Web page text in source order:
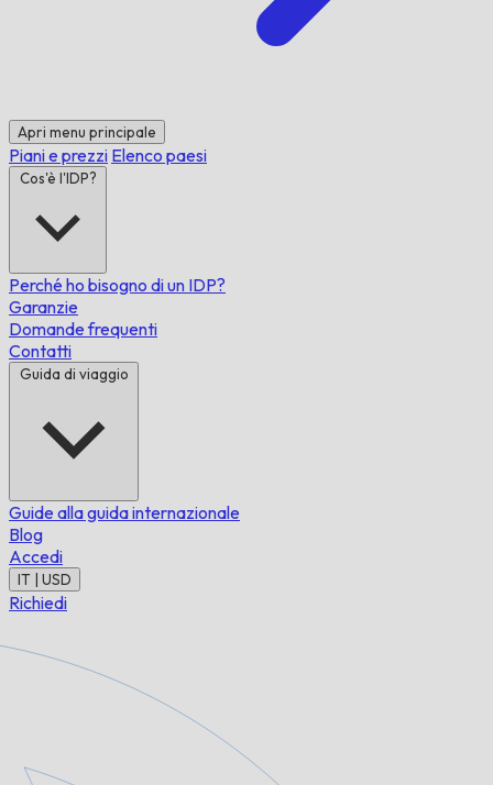
Apri menu principale
Piani e prezzi Elenco paesi
Cos'è l'IDP?
Perché ho bisogno di un IDP?
Garanzie
Domande frequenti
Contatti
Guida di viaggio
Guide alla guida internazionale
Blog
Accedi
IT | USD
Richiedi